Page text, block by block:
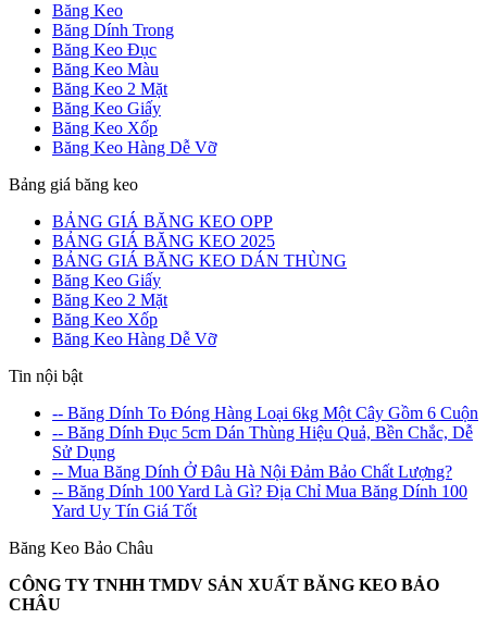
Băng Keo
Băng Dính Trong
Băng Keo Đục
Băng Keo Màu
Băng Keo 2 Mặt
Băng Keo Giấy
Băng Keo Xốp
Băng Keo Hàng Dễ Vỡ
Bảng giá băng keo
BẢNG GIÁ BĂNG KEO OPP
BẢNG GIÁ BĂNG KEO 2025
BẢNG GIÁ BĂNG KEO DÁN THÙNG
Băng Keo Giấy
Băng Keo 2 Mặt
Băng Keo Xốp
Băng Keo Hàng Dễ Vỡ
Tin nội bật
-- Băng Dính To Đóng Hàng Loại 6kg Một Cây Gồm 6 Cuộn
-- Băng Dính Đục 5cm Dán Thùng Hiệu Quả, Bền Chắc, Dễ
Sử Dụng
-- Mua Băng Dính Ở Đâu Hà Nội Đảm Bảo Chất Lượng?
-- Băng Dính 100 Yard Là Gì? Địa Chỉ Mua Băng Dính 100
Yard Uy Tín Giá Tốt
Băng Keo Bảo Châu
CÔNG TY TNHH TMDV SẢN XUẤT BĂNG KEO BẢO
CHÂU